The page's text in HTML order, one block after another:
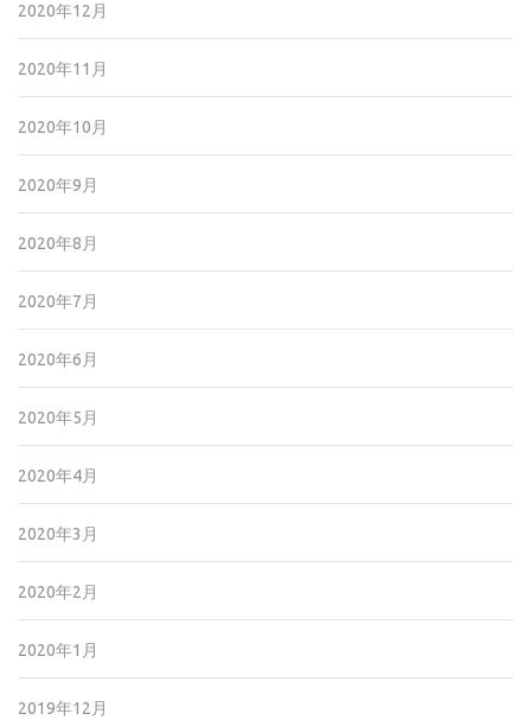
2020年12月
2020年11月
2020年10月
2020年9月
2020年8月
2020年7月
2020年6月
2020年5月
2020年4月
2020年3月
2020年2月
2020年1月
2019年12月